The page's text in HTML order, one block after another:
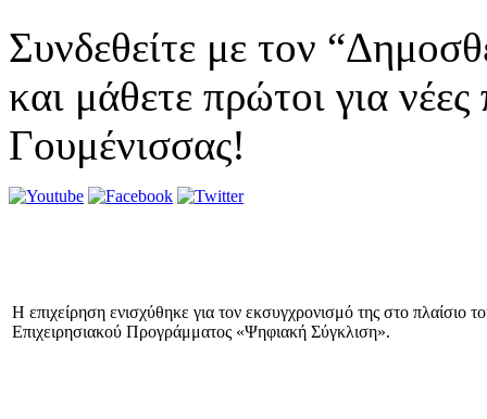
Συνδεθείτε με τον
και μάθετε πρώτοι για
Γουμένισσας!
Η επιχείρηση ενισχύθηκε για τον εκσυγχρονισμό της στο πλαίσιο
Επιχειρησιακού Προγράμματος «Ψηφιακή Σύγκλιση».